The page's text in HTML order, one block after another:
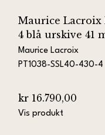
Maurice Lacroix
4 blå urskive 41
Maurice Lacroix
PT1038-SSL40-430-4
kr 16.790,00
Vis produkt